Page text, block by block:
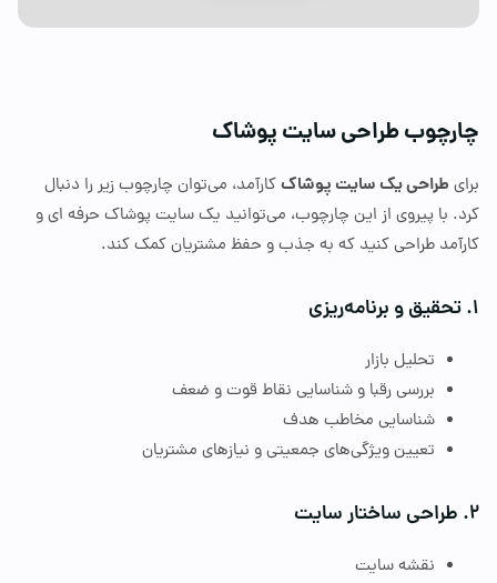
طراحی سایت پوشاک
طراحی یک سایت پوشاککارآمد، می‌توان چارچوب زیر را دنبال
پیروی از این چارچوب، می‌توانید یک سایت پوشاک حرفه‌ای و
طراحی کنید که به جذب و حفظ مشتریان کمک کند.
و برنامه‌ریزی
تحلیل بازار
بررسی رقبا و شناسایی نقاط قوت و ضعف
شناسایی مخاطب هدف
تعیین ویژگی‌های جمعیتی و نیازهای مشتریان
ساختار سایت
نقشه سایت